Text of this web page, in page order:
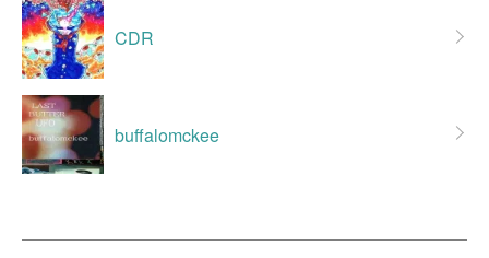
CDR
buffalomckee